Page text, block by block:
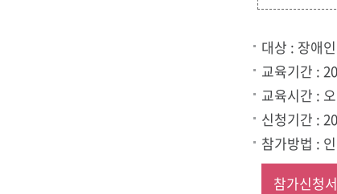
대상 : 장애
교육기간 :
교육시간 :
신청기간 :
참가방법 :
참가신청